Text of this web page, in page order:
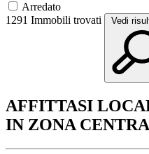
Arredato
1291 Immobili trovati Vedi
AFFITTASI
IN ZONA